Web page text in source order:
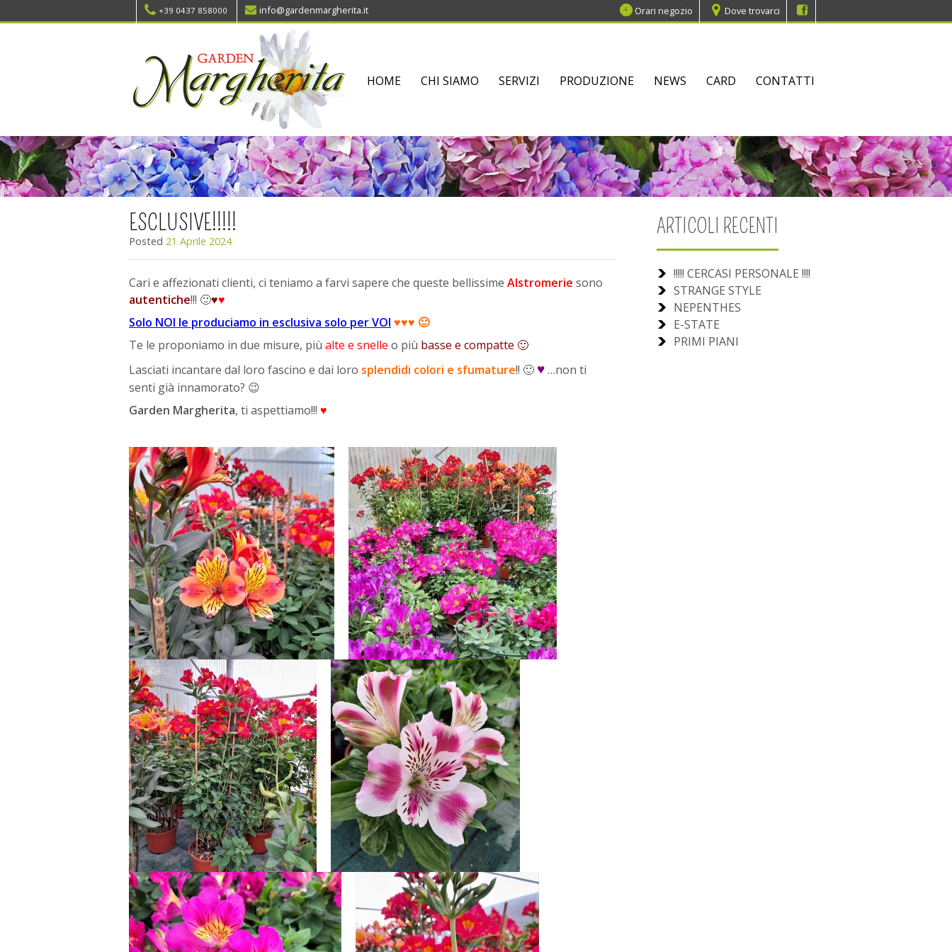
+39 0437 858000 info@gardenmargherita.it Orari negozio Dove trovarci
SKIP
HOME CHI SIAMO SERVIZI PRODUZIONE NEWS CARD CONTATTI
ESCLUSIVE!!!!!
Posted 21 Aprile 2024
Cari e affezionati clienti, ci teniamo a farvi sapere che queste bellissime Alstromerie sono
autentiche!!! 🙂♥♥
Solo NOI le produciamo in esclusiva solo per VOI ♥♥♥ 🙂
Te le proponiamo in due misure, più alte e snelle o più basse e compatte 🙂
Lasciati incantare dal loro fascino e dai loro splendidi colori e sfumature!! 🙂 ♥…non ti
senti già innamorato? 😉
Garden Margherita, ti aspettiamo!!! ♥
ARTICOLI RECENTI
!!!!! CERCASI PERSONALE !!!!
STRANGE STYLE
NEPENTHES
E-STATE
PRIMI PIANI